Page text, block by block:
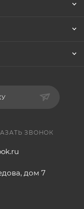
ЗВОНОК
дом 7